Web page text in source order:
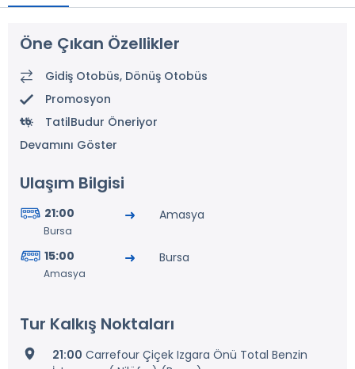
Öne Çıkan Özellikler
Gidiş Otobüs, Dönüş Otobüs
Promosyon
TatilBudur Öneriyor
Devamını Göster
Ulaşım Bilgisi
21:00
Bursa
Amasya
15:00
Amasya
Bursa
Tur Kalkış Noktaları
21:00 Carrefour Çiçek Izgara Önü Total Benzin